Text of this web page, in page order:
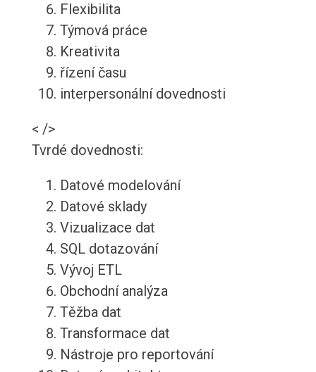
Flexibilita
Týmová práce
Kreativita
řízení času
interpersonální dovednosti
< />
Tvrdé dovednosti:
Datové modelování
Datové sklady
Vizualizace dat
SQL dotazování
Vývoj ETL
Obchodní analýza
Těžba dat
Transformace dat
Nástroje pro reportování